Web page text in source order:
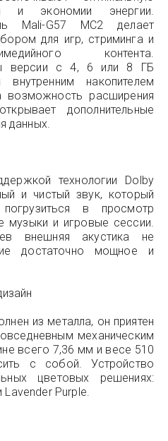
и экономии энергии.
Mali-G57 MC2 делает
для игр, стриминга и
контента.
версии с 4, 6 или 8 ГБ
накопителем
расширения
дополнительные
данных.
технологии Dolby
и чистый звук, который
в просмотр
музыки и игровые сессии.
внешняя акустика не
достаточно мощное и
из металла, он приятен
механическим
всего 7,36 мм и весе 510
с собой. Устройство
цветовых решениях:
Lavender Purple.